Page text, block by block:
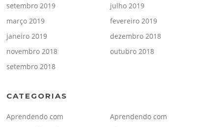
setembro 2019
julho 2019
março 2019
fevereiro 2019
janeiro 2019
dezembro 2018
novembro 2018
outubro 2018
setembro 2018
CATEGORIAS
Aprendendo com
Aprendendo com